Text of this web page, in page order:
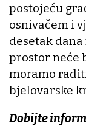
postojeću
osnivačem i
desetak
prostor neće
moramo
bjelovarske
Dobijte